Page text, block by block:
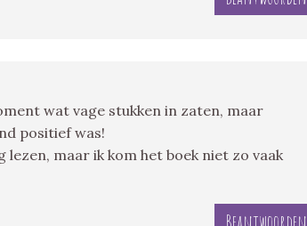
wat vage stukken in zaten, maar
positief was!
lezen, maar ik kom het boek niet zo vaak